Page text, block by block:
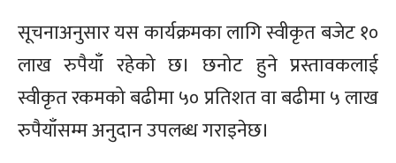
सूचनाअनुसार यस कार्यक्रमका लागि स्वीकृत बजेट १०
लाख रुपैयाँ रहेको छ। छनोट हुने प्रस्तावकलाई
स्वीकृत रकमको बढीमा ५० प्रतिशत वा बढीमा ५ लाख
रुपैयाँसम्म अनुदान उपलब्ध गराइनेछ।